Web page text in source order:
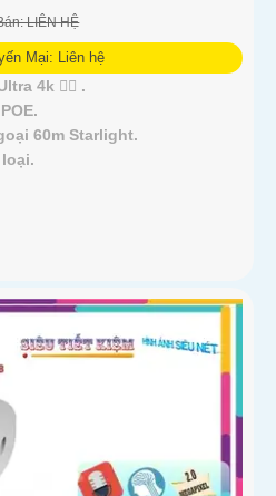
LIÊN HỆ
Mại: Liên hệ
4k 👍🏾 .
60m Starlight.